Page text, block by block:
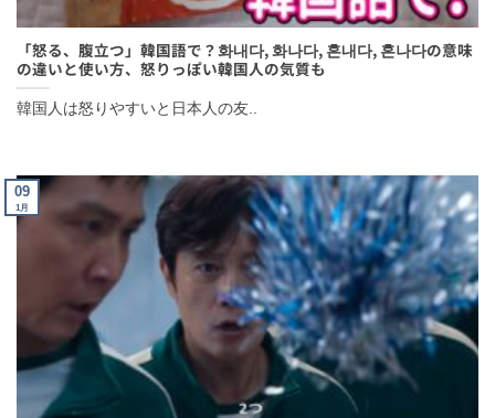
「怒る、腹立つ」韓国語で？화내다, 화나다, 혼내다, 혼나다の意味
の違いと使い方、怒りっぽい韓国人の気質も
韓国人は怒りやすいと日本人の友..
09
1月